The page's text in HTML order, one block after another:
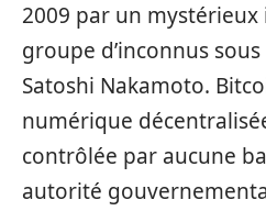
2009 par un
groupe d’inconnus
Satoshi Nakamoto.
numérique
contrôlée par aucune
autorité